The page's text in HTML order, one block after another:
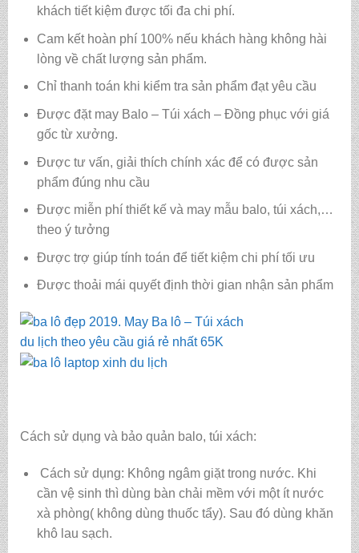
khách tiết kiệm được tối đa chi phí.
Cam kết hoàn phí 100% nếu khách hàng không hài
lòng về chất lượng sản phẩm.
Chỉ thanh toán khi kiểm tra sản phẩm đạt yêu cầu
Được đặt may Balo – Túi xách – Đồng phục với giá
gốc từ xưởng.
Được tư vấn, giải thích chính xác để có được sản
phẩm đúng nhu cầu
Được miễn phí thiết kế và may mẫu balo, túi xách,…
theo ý tưởng
Được trợ giúp tính toán để tiết kiệm chi phí tối ưu
Được thoải mái quyết định thời gian nhận sản phẩm
Cách sử dụng và bảo quản balo, túi xách:
Cách sử dụng: Không ngâm giặt trong nước. Khi
cần vệ sinh thì dùng bàn chải mềm với một ít nước
xà phòng( không dùng thuốc tẩy). Sau đó dùng khăn
khô lau sạch.